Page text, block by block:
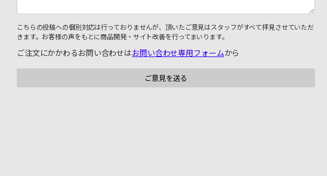
こちらの投稿への個別対応は行っておりませんが、頂いたご意見はスタッフがすべて拝見させていただ
きます。お客様の声をもとに商品開発・サイト改善を行ってまいります。
ご注文にかかわるお問い合わせはお問い合わせ専用フォームから